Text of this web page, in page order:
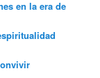
en la era de